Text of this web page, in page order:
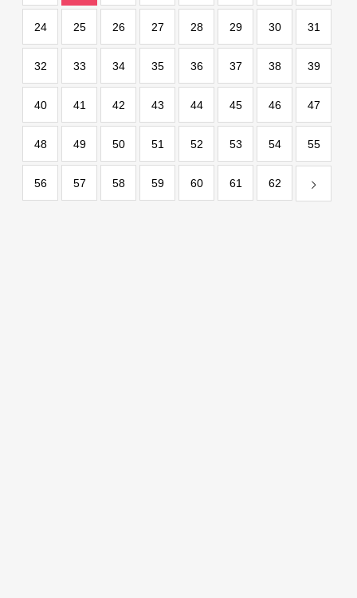
24 25 26 27 28 29 30 31
32 33 34 35 36 37 38 39
40 41 42 43 44 45 46 47
48 49 50 51 52 53 54 55
56 57 58 59 60 61 62